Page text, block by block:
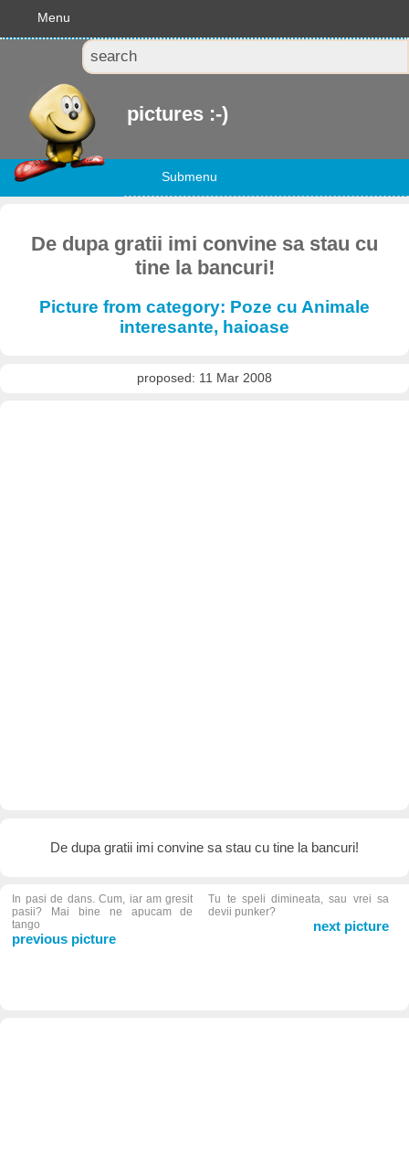
Menu
pictures :-)
Submenu
De dupa gratii imi convine sa stau cu
tine la bancuri!
Picture from category: Poze cu Animale
interesante, haioase
proposed: 11 Mar 2008
De dupa gratii imi convine sa stau cu tine la bancuri!
In pasi de dans. Cum, iar am gresit
pasii? Mai bine ne apucam de
tango
previous picture
Tu te speli dimineata, sau vrei sa
devii punker?
next picture